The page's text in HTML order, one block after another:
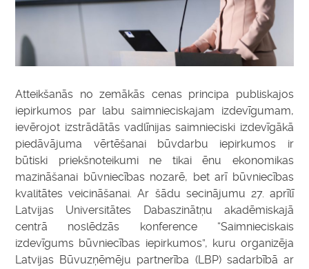
Atteikšanās no zemākās cenas principa publiskajos
iepirkumos par labu saimnieciskajam izdevīgumam,
ievērojot izstrādātās vadlīnijas saimnieciski izdevīgākā
piedāvājuma vērtēšanai būvdarbu iepirkumos ir
būtiski priekšnoteikumi ne tikai ēnu ekonomikas
mazināšanai būvniecības nozarē, bet arī būvniecības
kvalitātes veicināšanai. Ar šādu secinājumu 27. aprīlī
Latvijas Universitātes Dabaszinātņu akadēmiskajā
centrā noslēdzās konference “Saimnieciskais
izdevīgums būvniecības iepirkumos”, kuru organizēja
Latvijas Būvuzņēmēju partnerība (LBP) sadarbībā ar